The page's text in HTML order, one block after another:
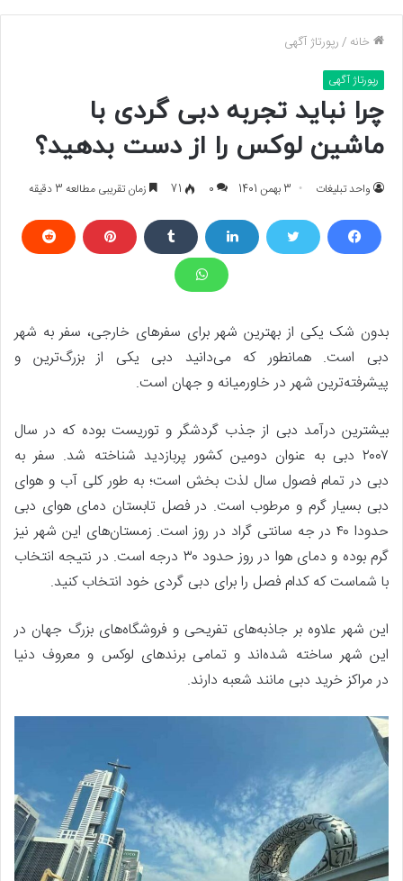
خانه /رپورتاژ آگهی
رپورتاژ آگهی
چرا نباید تجربه دبی‌ گردی با
ماشین لوکس را از دست بدهید؟
واحد تبلیغات 3 بهمن 1401 0
71 زمان تقریبی مطالعه 3 دقیقه
بدون شک یکی از بهترین شهر برای سفرهای خارجی، سفر به شهر
دبی است. همانطور که می‌دانید دبی یکی از بزرگ‌ترین و
پیشرفته‌ترین شهر در خاورمیانه و جهان است.
بیشترین درآمد دبی از جذب گردشگر و توریست بوده که در سال
۲۰۰۷ دبی به عنوان دومین کشور پربازدید شناخته شد. سفر به
دبی در تمام فصول سال لذت بخش است؛ به طور کلی آب و هوای
دبی بسیار گرم و مرطوب است. در فصل تابستان دمای هوای دبی
حدودا ۴۰ در جه سانتی گراد در روز است. زمستان‌های این شهر نیز
گرم بوده و دمای هوا در روز حدود ۳۰ درجه است. در نتیجه انتخاب
با شماست که کدام فصل را برای دبی گردی خود انتخاب کنید.
این شهر علاوه بر جاذبه‌های تفریحی و فروشگاه‌های بزرگ جهان در
این شهر ساخته شده‌اند و تمامی برند‌های لوکس و معروف دنیا
در مراکز خرید دبی مانند شعبه دارند.